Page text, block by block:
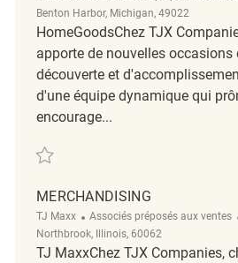
Benton Harbor, Michigan, 49022
HomeGoodsChez TJX
apporte de nouvelles occasions
découverte et
d'une équipe dynamique qui
encourage...
Sauvegarder Retail Merchandising
MERCHANDISING
TJ Maxx Catégorie
Associés préposés aux ventes
Northbrook, Illinois, 60062
TJ MaxxChez TJX Companies,